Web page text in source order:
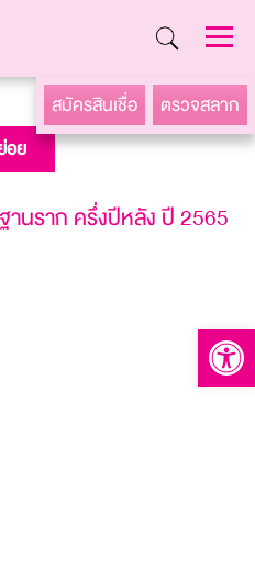
Open
สมัครสินเชื่อ ตรวจสลาก
อย
านราก ครึ่งปีหลัง ปี 2565